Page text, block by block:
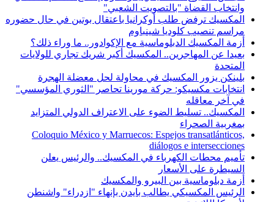
وانتخاب القضاة "بالتصويت الشعبي"
المكسيك ترفض طلب أوكرانيا باعتقال بوتين في حال حضوره
مراسم تنصيب كلوديا شينباوم
أزمة المكسيك الدبلوماسية مع الإكوادور.. ما وراء ذلك؟
بعيدا عن المهاجرين.. المكسيك أكبر شريك تجاري للولايات
المتحدة
بلينكن يزور المكسيك في محاولة لحل معضلة الهجرة
انتخابات مكسيكو: حركة مورينا تحاصر "الثوري المؤسسي"
في آخر معاقله
المكسيك.. تسليط الضوء على الاعتراف الدولي المتزايد
بمغربية الصحراء
Coloquio México y Marruecos: Espejos transatlánticos,
diálogos e intersecciones
تأميم محطات الكهرباء في المكسيك.. والرئيس يعلن
السيطرة على الأسعار
أزمة دبلوماسية بين البيرو والمكسيك
الرئيس المكسيكي يطالب بايدن بإنهاء "ازدراء" واشنطن